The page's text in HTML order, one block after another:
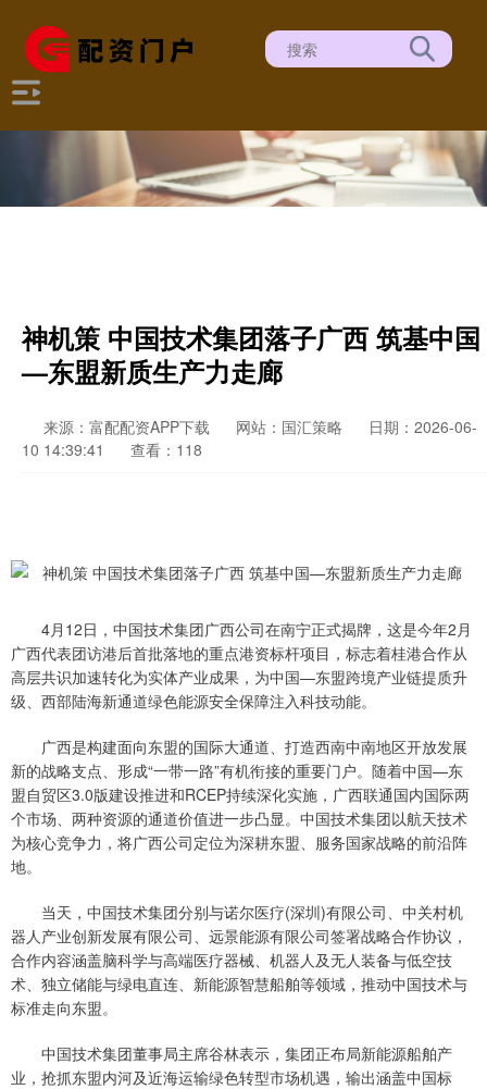
神机策 中国技术集团落子广西 筑基中国
—东盟新质生产力走廊
来源：富配配资APP下载 网站：国汇策略
日期：2026-06-
10 14:39:41
查看：118
4月12日，中国技术集团广西公司在南宁正式揭牌，这是今年2月
广西代表团访港后首批落地的重点港资标杆项目，标志着桂港合作从
高层共识加速转化为实体产业成果，为中国—东盟跨境产业链提质升
级、西部陆海新通道绿色能源安全保障注入科技动能。
广西是构建面向东盟的国际大通道、打造西南中南地区开放发展
新的战略支点、形成“一带一路”有机衔接的重要门户。随着中国—东
盟自贸区3.0版建设推进和RCEP持续深化实施，广西联通国内国际两
个市场、两种资源的通道价值进一步凸显。中国技术集团以航天技术
为核心竞争力，将广西公司定位为深耕东盟、服务国家战略的前沿阵
地。
当天，中国技术集团分别与诺尔医疗(深圳)有限公司、中关村机
器人产业创新发展有限公司、远景能源有限公司签署战略合作协议，
合作内容涵盖脑科学与高端医疗器械、机器人及无人装备与低空技
术、独立储能与绿电直连、新能源智慧船舶等领域，推动中国技术与
标准走向东盟。
中国技术集团董事局主席谷林表示，集团正布局新能源船舶产
业，抢抓东盟内河及近海运输绿色转型市场机遇，输出涵盖中国标